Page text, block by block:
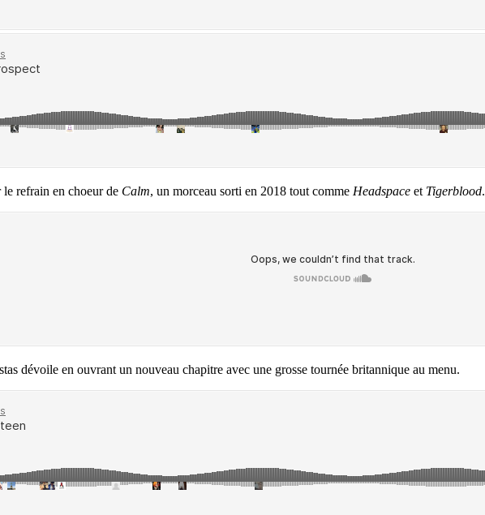
refrain en choeur de Calm, un morceau sorti en 2018 tout comme Headspace et Tigerblood.
dévoile en ouvrant un nouveau chapitre avec une grosse tournée britannique au menu.